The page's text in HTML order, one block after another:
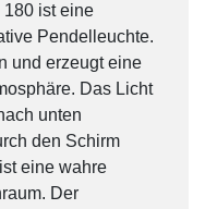
180 ist eine
Pendelleuchte.
und erzeugt eine
Das Licht
unten
den Schirm
eine wahre
Der